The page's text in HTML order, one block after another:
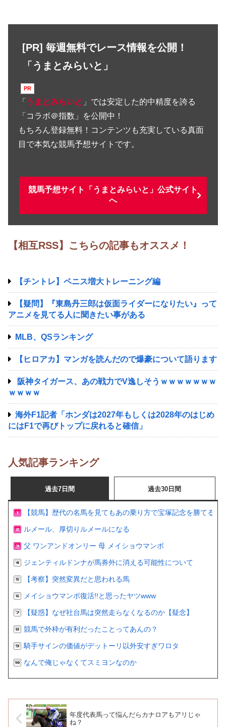
[PR] 毎週無料でレース情報を公開！
「うまとみらいと」
「 うまとみらいと 」では安定した的中精度を誇る
「コラボ＠指数」を公開中！
もちろん登録無料！コンテンツも充実している真面
目で本気な競馬予想サイトです。
競馬予想サイト「うまとみらいと」公式サイト
へ
【相互RSS】こちらの記事もオススメ！
【チントレ】ペニス増大トレーニング編
【疑問】『東島丹三郎は仮面ライダーになりたい』って
アニメを見てる人に聞きたい事がある
MLB、QSランキング
【ヒロアカ】マンガを読んだので爆豪について語ります
阪神タイガース、あの戦力でV逸しそうｗｗｗｗｗｗｗ
ｗｗｗｗ
海外F1記者「ホンダは2027年もしくは2028年のはじめ
にはF1で再びトップに戻れると確信」
人気記事ランキング
過去7日間 過去30日間
【競馬】歴代の名馬を見てもあの乗り方で宝塚記念を勝てる
ルメール、厚切りルメールになる
父 ワンアンドオンリー 母 メイショウマンボ
ジェンティルドンナが馬券外に消える可能性について
【考察】突然変異だと思われる馬
メイショウマンボ復活!!と思ったヤツwww
【疑惑】なぜ社台馬は突然走らなくなるのか【疑念】
競馬で外枠が有利だったことってあんの？
騎手サインの価値がデットーリ以外安すぎワロタ
なんで俺じゃなくてスミヨンなのか
年度代表馬って悩んだらカナロアもアリじゃ
ね？